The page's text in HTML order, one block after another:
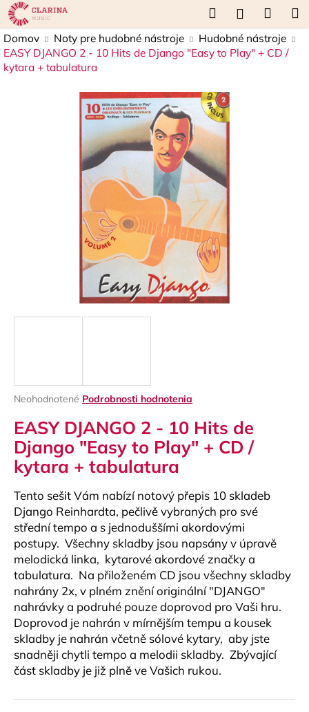
Prejsť
na
obsah
Hľadať
košík
Domov Noty pre hudobné nástroje
Hudobné nástroje
EASY DJANGO 2 - 10 Hits de Django "Easy to Play" + CD /
kytara + tabulatura
Priemerné
produktu
je
0,0
z
5
hviezdičiek.
Neohodnotené Podrobnosti hodnotenia
EASY DJANGO 2 - 10 Hits de
Django "Easy to Play" + CD /
kytara + tabulatura
Tento sešit Vám nabízí notový přepis 10 skladeb
Django Reinhardta, pečlivě vybraných pro své
střední tempo a s jednoduššími akordovými
postupy. Všechny skladby jsou napsány v úpravě
melodická linka, kytarové akordové značky a
tabulatura. Na přiloženém CD jsou všechny skladby
nahrány 2x, v plném znění originální "DJANGO"
nahrávky a podruhé pouze doprovod pro Vaši hru.
Doprovod je nahrán v mírnějším tempu a kousek
skladby je nahrán včetně sólové kytary, aby jste
snadněji chytli tempo a melodii skladby. Zbývající
část skladby je již plně ve Vašich rukou.
K
o
š
Späť
Späť
Č
ť
?
HĽADAŤ
O
d
p
o
r
ú
č
a
m
e